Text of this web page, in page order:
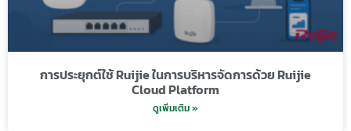
การประยุกต์ใช้ Ruijie ในการบริหารจัดการด้วย Ruijie
Cloud Platform
ดูเพิ่มเติม »